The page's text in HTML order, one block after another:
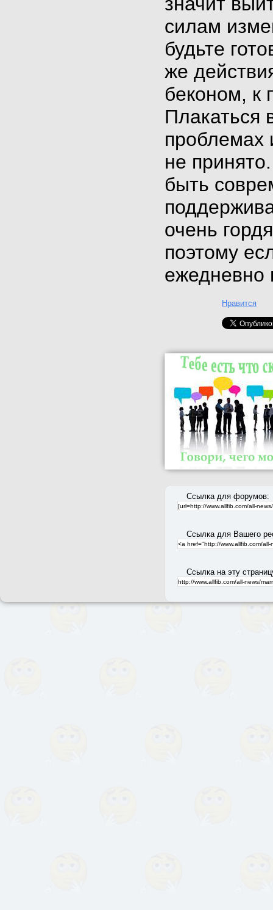
силам
будьте
же
беконом, к
Плакаться
проблемах
не
быть
очень
поэтому
ежедневно
Нравится
Ссылка для форумов:
Ссылка для Вашего
Ссылка на эту